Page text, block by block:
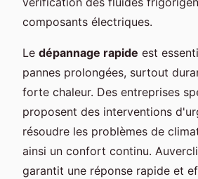
composants électriques.
Le dépannage rapide est
pannes prolongées, surtout
forte chaleur. Des entreprises
proposent des interventions
résoudre les problèmes de
ainsi un confort continu.
garantit une réponse rapide et